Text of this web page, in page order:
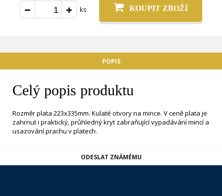
ks KOUPIT ZBOŽÍ
POPIS
Celý popis produktu
Rozměr plata 223x335mm. Kulaté otvory na mince. V ceně plata je
zahrnut i praktický, průhledný kryt zabraňující vypadávání mincí a
usazování prachu v platech.
ODESLAT ZNÁMÉMU